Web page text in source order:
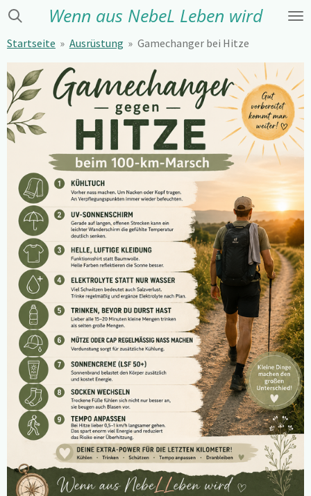
Zum
springen
Wenn aus NebeL Leben wird
Startseite » Ausrüstung » Gamechanger bei Hitze